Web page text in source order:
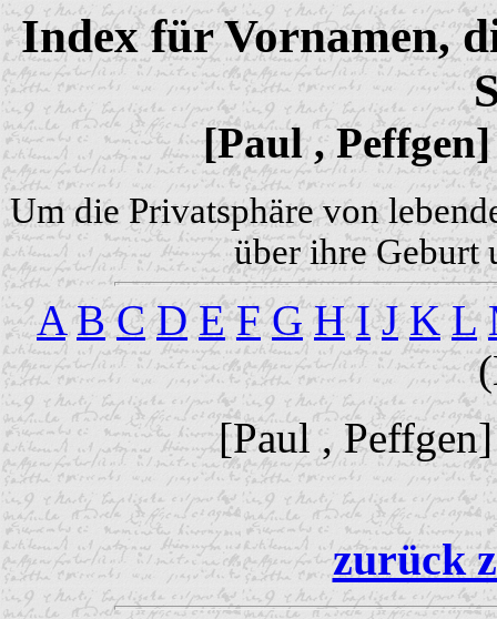
Index für Vornamen,
[Paul ,
Um die Privatsphäre von
über ihre Geburt
A B C D E F G H I J K L
[Paul ,
zurück